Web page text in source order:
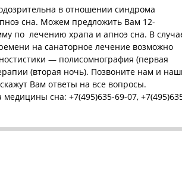
в отношении синдрома
сна. Можем предложить Вам 12-
по лечению храпа и апноэ сна. В
на санаторное лечение возможно
— полисомнография (первая
(вторая ночь). Позвоните нам и
Вам ответы на все вопросы.
сна: +7(495)635-69-07,